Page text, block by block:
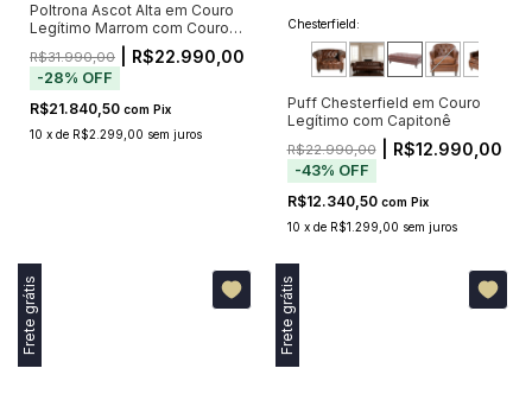
Poltrona Ascot Alta em Couro
Legítimo Marrom com Couro
Bovino Natural e Matelassê
R$31.990,00 | R$22.990,00
-28% OFF
R$21.840,50 com Pix
10 x de R$2.299,00 sem juros
Chesterfield:
Puff Chesterfield em Couro
Legítimo com Capitonê
R$22.990,00| R$12.990,00
-43% OFF
R$12.340,50 com Pix
10 x de R$1.299,00 sem juros
Frete grátis Frete grátis